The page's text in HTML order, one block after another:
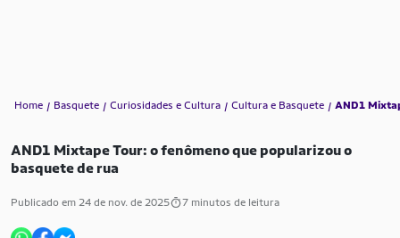
AND1 Mixtape Tour: o fenômeno que popularizou o
basquete de rua
Publicado em 24 de nov. de 2025 7 minutos de leitura
Home Basquete Curiosidades e Cultura Cultura e Basquete AND1